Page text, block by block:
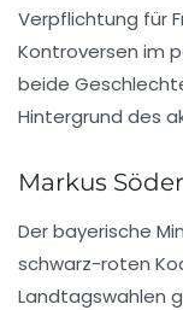
Verpflichtung für
Kontroversen im
beide
Hintergrund des
Markus
Der bayerische
schwarz-roten
Landtagswahlen